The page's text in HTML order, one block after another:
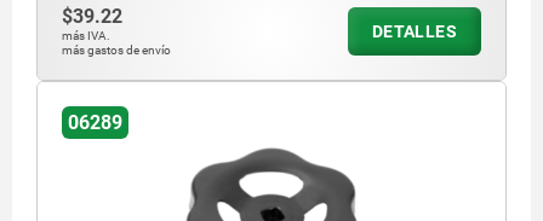
$39.22
más IVA.
más gastos de envío
DETALLES
06289